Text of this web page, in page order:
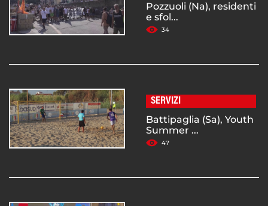
Pozzuoli (Na), residenti
e sfol...
34
SERVIZI
Battipaglia (Sa), Youth
Summer ...
47